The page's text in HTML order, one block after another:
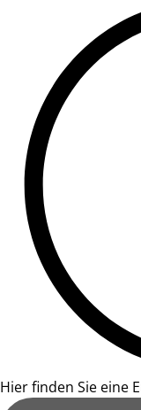
Hier finden Sie eine